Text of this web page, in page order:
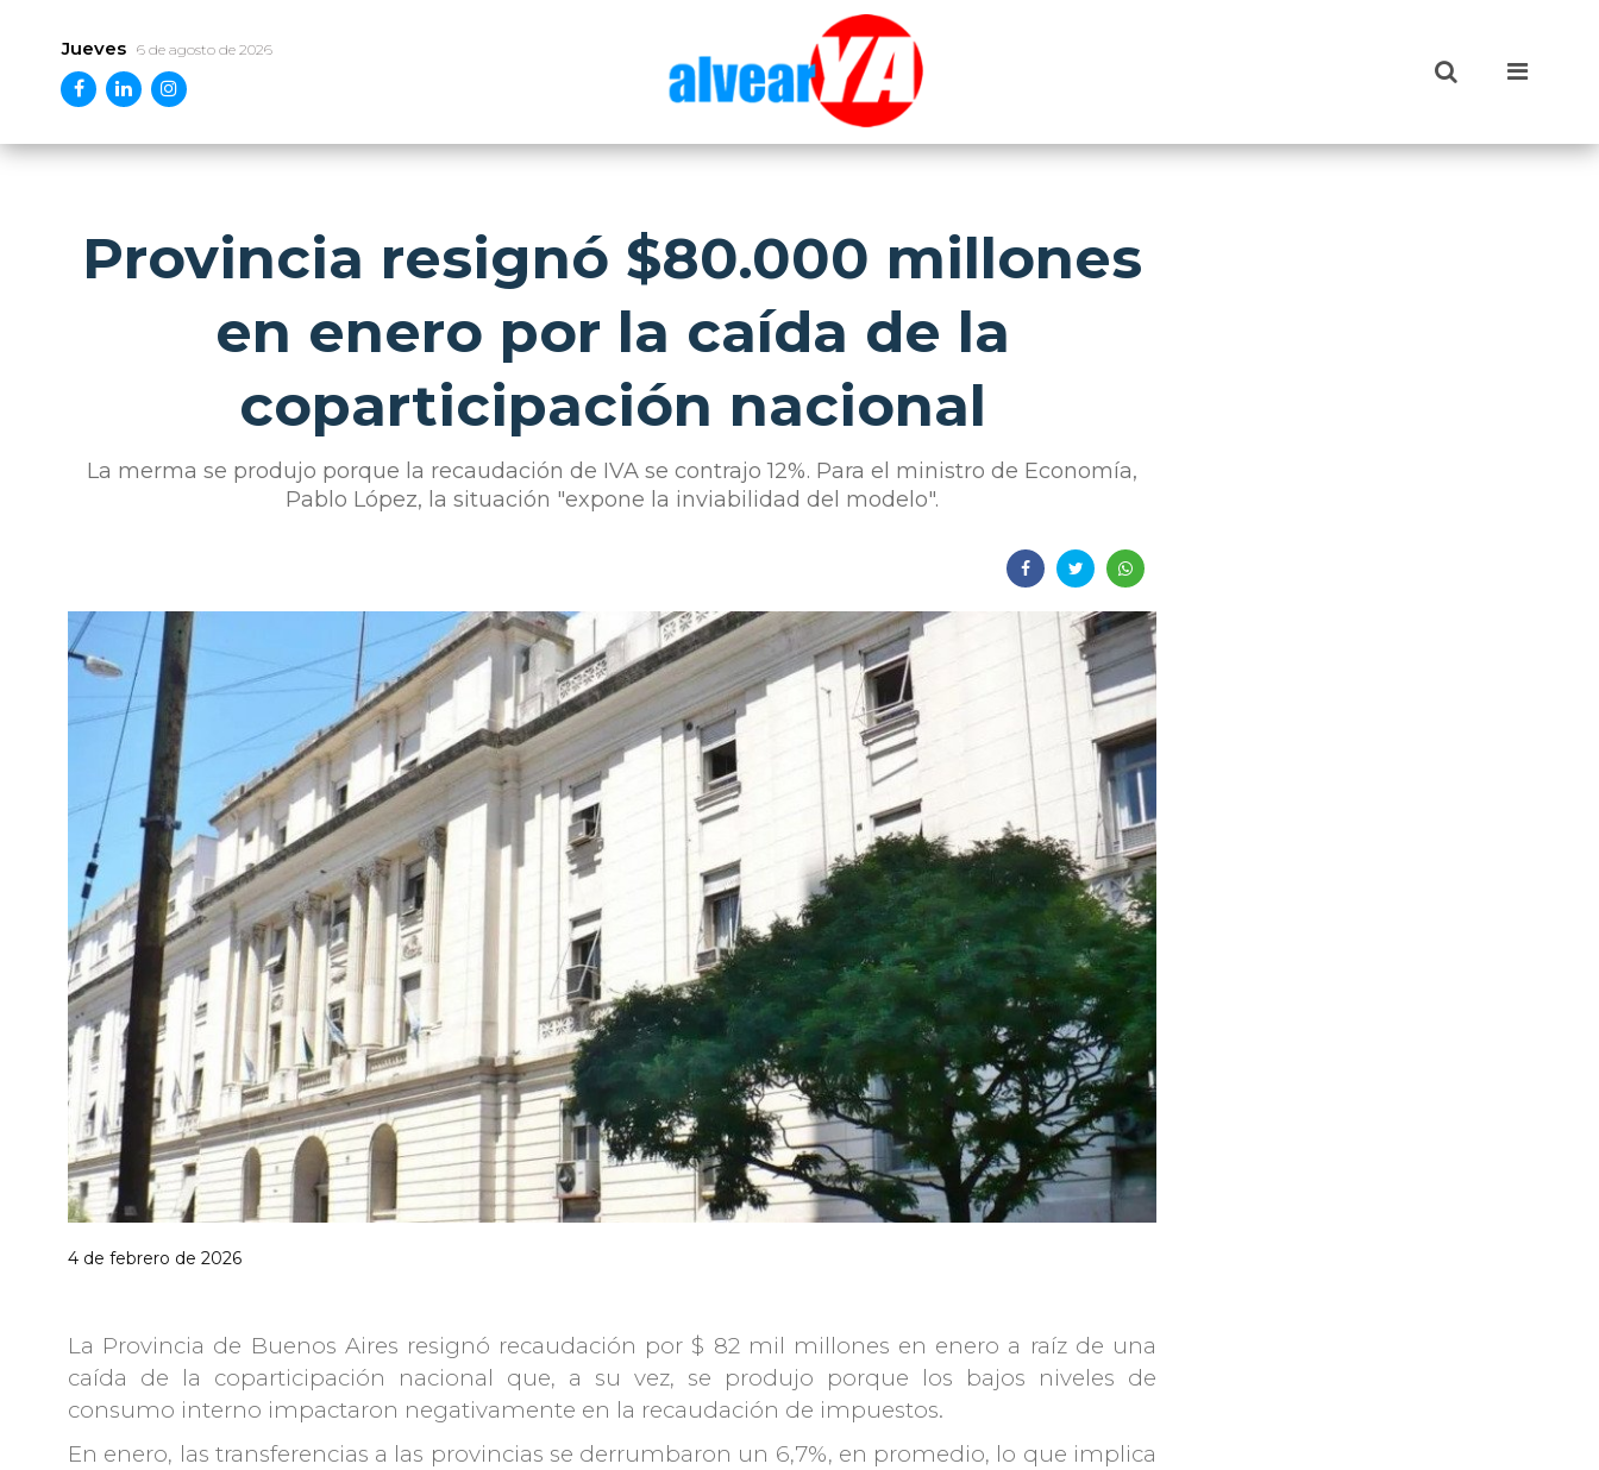
Jueves 6 de agosto de 2026
Provincia resignó $80.000 millones
en enero por la caída de la
coparticipación nacional
La merma se produjo porque la recaudación de IVA se contrajo 12%. Para el ministro de Economía,
Pablo López, la situación "expone la inviabilidad del modelo".
4 de febrero de 2026
La Provincia de Buenos Aires resignó recaudación por $ 82 mil millones en enero a raíz de una
caída de la coparticipación nacional que, a su vez, se produjo porque los bajos niveles de
consumo interno impactaron negativamente en la recaudación de impuestos.
En enero, las transferencias a las provincias se derrumbaron un 6,7%, en promedio, lo que implica